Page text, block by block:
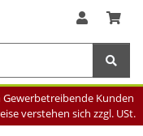
Gewerbetreibende Kunden
verstehen sich zzgl. USt.